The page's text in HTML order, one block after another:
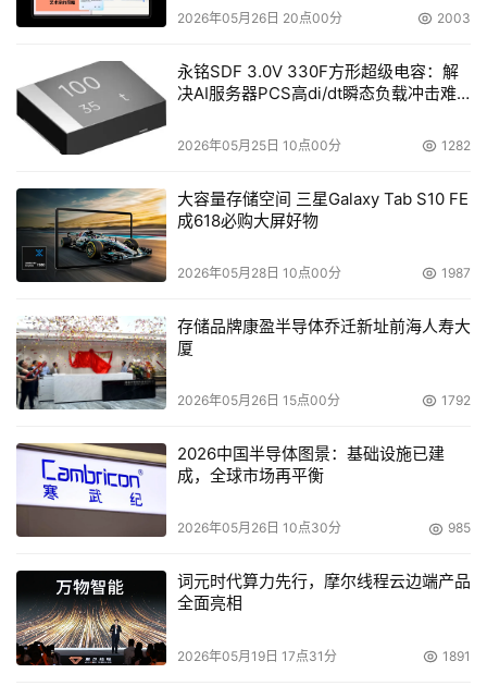
《联邦IT安全评估框架》中提出了自评估的5个级别，并颁
年，NIST发布了《IT系统风险管理指南》（SP 800-
30），阐明了风险评估的步骤、风险缓解的控制和评估评
价的方法。从2002年10月开始，NIST先后发布了《联邦IT
信息系统的安全分类标准》（FIPS 199）、《联邦IT系统最
小安全控制》（SP 800-53）、《将各种信息和信息系统映
射到安全类别的指南》（SP 800-60）等多个文档，以风险
管理思想为基础加强联邦政府的信息安全。
（3）OMB/GAO：风险评估的监督者。为了确保信息安全
风险管理工作落到实处，美国政府在各部门年度财政预算中
专门安排了风险评估的经费。
1978年，美国白宫管理和预算办公室（OMB）发布《联邦
自动化信息系统的安全》（A-71）通告。1979年，颁布第
一个联邦风险评估的标准：《自动数据处理系统（ADP）风
险分析标准》（FIPS 65）。尤为重要的是，2002年，颁布
了《联邦信息安全管理法案》（FISMA），要求联邦各机构
必须进行定期的风险评估。
美国总审计署（GAO）根据"信息技术投资管理办
2026年05月26日 20点00分 2003
永铭SDF 3.0V 330F方形超级电容：解
决AI服务器PCS高di/dt瞬态负载冲击难
2026年05月25日 10点00分 1282
大容量存储空间 三星Galaxy Tab S10 FE
成618必购大屏好物
2026年05月28日 10点00分 1987
存储品牌康盈半导体乔迁新址前海人寿大
厦
2026年05月26日 15点00分 1792
2026中国半导体图景：基础设施已建
成，全球市场再平衡
2026年05月26日 10点30分 985
词元时代算力先行，摩尔线程云边端产品
全面亮相
2026年05月19日 17点31分 1891